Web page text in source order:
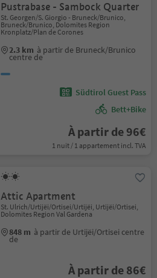
Pustrabase - Sambock Quarter
St. Georgen/S. Giorgio - Bruneck/Brunico,
Bruneck/Brunico, Dolomites Region
Kronplatz/Plan de Corones
2.3 km à partir de Bruneck/Brunico
centre de
Südtirol Guest Pass
Bett+Bike
À partir de 96€
1 nuit / 1 appartement incl. TVA
Attic Apartment
St. Ulrich/Urtijëi/Ortisei/Urtijëi, Urtijëi/Ortisei,
Dolomites Region Val Gardena
848 m à partir de Urtijëi/Ortisei centre
de
À partir de 86€